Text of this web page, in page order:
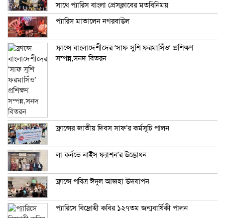
সাথে প্যারিস বাংলা প্রেসক্লাবের মতবিনিময়
প্যারিস মাতালেন নগরবাউল
ফ্রান্সে বাংলাদেশীদের ‘সাফ সুশি ফরমাসিঁও’ প্রশিক্ষণ
সম্পন্ন,সনদ বিতরন
ফ্রান্সের জাতীয় দিবস সাফ’র কর্মসূচি পালন
লা কর্নভে নাইস ফ্যাশন’র উদ্ভোধন
ফ্রান্সে পবিত্র ঈদুল আজহা উদযাপন
প্যারিসে বিদ্রোহী কবির ১২৭তম জন্মবার্ষিকী পালন